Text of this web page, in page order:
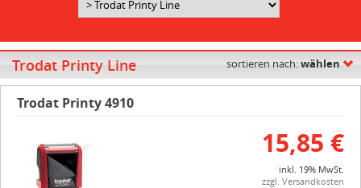
Trodat Printy Line sortieren nach:wählen
Trodat Printy 4910
15,85 €
inkl. 19% MwSt.
zzgl. Versandkosten